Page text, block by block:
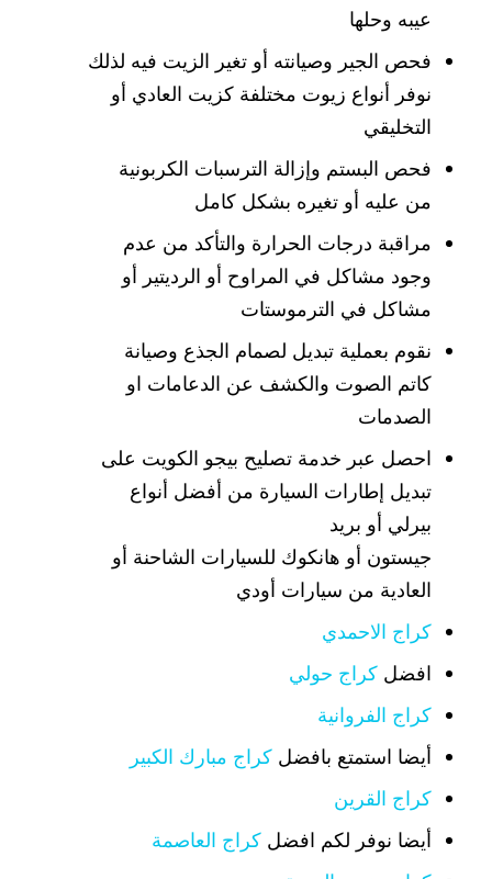
عيبه وحلها
فحص الجير وصيانته أو تغير الزيت فيه لذلك
نوفر أنواع زيوت مختلفة كزيت العادي أو
التخليقي
فحص البستم وإزالة الترسبات الكربونية
من عليه أو تغيره بشكل كامل
مراقبة درجات الحرارة والتأكد من عدم
وجود مشاكل في المراوح أو الرديتير أو
مشاكل في الترموستات
نقوم بعملية تبديل لصمام الجذع وصيانة
كاتم الصوت والكشف عن الدعامات او
الصدمات
احصل عبر خدمة تصليح بيجو الكويت على
تبديل إطارات السيارة من أفضل أنواع
بيرلي أو بريد
جيستون أو هانكوك للسيارات الشاحنة أو
العادية من سيارات أودي
كراج الاحمدي
افضل كراج حولي
كراج الفروانية
أيضا استمتع بافضل كراج مبارك الكبير
كراج القرين
أيضا نوفر لكم افضل كراج العاصمة